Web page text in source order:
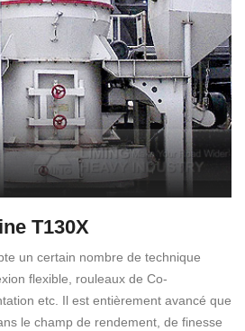
T130X
un certain nombre de technique
flexible, rouleaux de Co-
etc. Il est entièrement avancé que
le champ de rendement, de finesse